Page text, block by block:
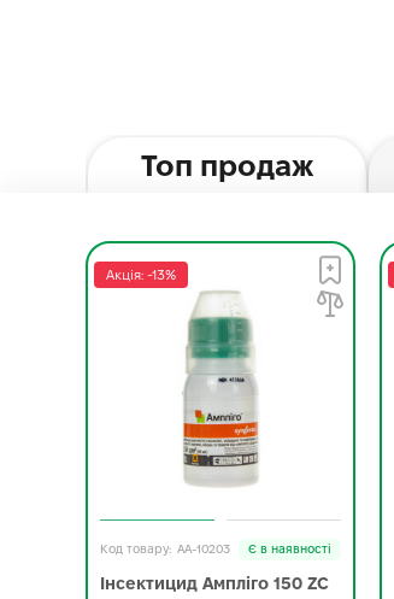
Топ продаж
Акція: -13%
AA-10203 Є в наявності
Інсектицид Ампліго 150 ZC